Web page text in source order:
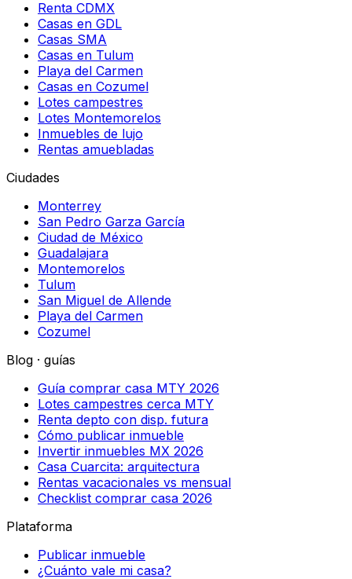
Renta CDMX
Casas en GDL
Casas SMA
Casas en Tulum
Playa del Carmen
Casas en Cozumel
Lotes campestres
Lotes Montemorelos
Inmuebles de lujo
Rentas amuebladas
Ciudades
Monterrey
San Pedro Garza García
Ciudad de México
Guadalajara
Montemorelos
Tulum
San Miguel de Allende
Playa del Carmen
Cozumel
Blog · guías
Guía comprar casa MTY 2026
Lotes campestres cerca MTY
Renta depto con disp. futura
Cómo publicar inmueble
Invertir inmuebles MX 2026
Casa Cuarcita: arquitectura
Rentas vacacionales vs mensual
Checklist comprar casa 2026
Plataforma
Publicar inmueble
¿Cuánto vale mi casa?